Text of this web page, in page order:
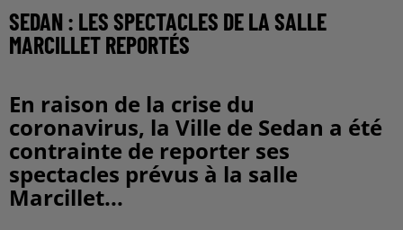
SEDAN : LES SPECTACLES DE LA SALLE
MARCILLET REPORTÉS
En raison de la crise du
coronavirus, la Ville de Sedan a été
contrainte de reporter ses
spectacles prévus à la salle
Marcillet...